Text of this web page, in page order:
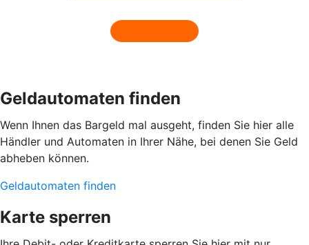
Geldautomaten finden
Wenn Ihnen das Bargeld mal ausgeht, finden Sie hier alle
Händler und Automaten in Ihrer Nähe, bei denen Sie Geld
abheben können.
Geldautomaten finden
Karte sperren